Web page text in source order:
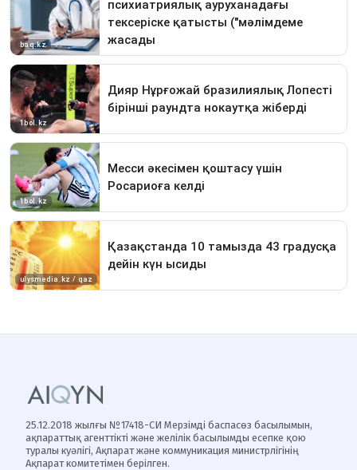
25.12.2018 жылғы №17418-СИ Мерзімді баспасөз басылымын,
ақпараттық агенттікті және желілік басылымды есепке қою
туралы куәлігі, Ақпарат және коммуникация министрлігінің
Ақпарат комитетімен берілген.